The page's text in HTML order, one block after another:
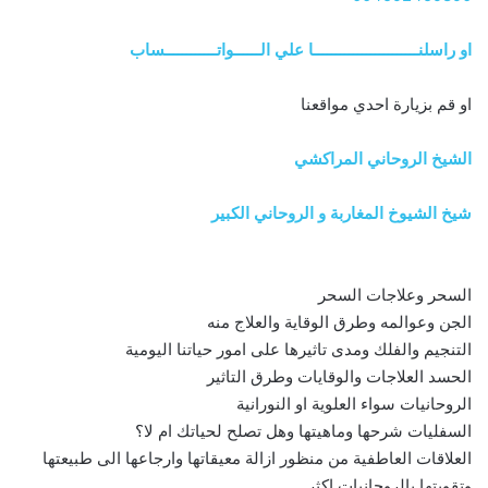
او راسلنــــــــــــــــــــــــا علي الــــــواتــــــــــــساب
او قم بزيارة احدي مواقعنا
الشيخ الروحاني المراكشي
شيخ الشيوخ المغاربة و الروحاني الكبير
السحر وعلاجات السحر
الجن وعوالمه وطرق الوقاية والعلاج منه
التنجيم والفلك ومدى تاثيرها على امور حياتنا اليومية
الحسد العلاجات والوقايات وطرق التاثير
الروحانيات سواء العلوية او النورانية
السفليات شرحها وماهيتها وهل تصلح لحياتك ام لا؟
العلاقات العاطفية من منظور ازالة معيقاتها وارجاعها الى طبيعتها